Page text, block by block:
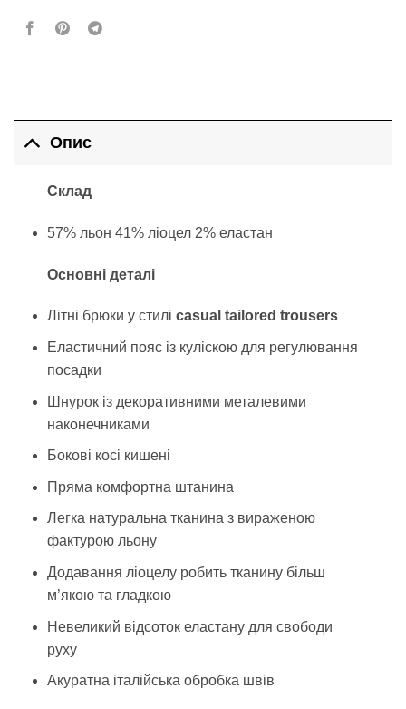
Опис
Склад
57% льон 41% ліоцел 2% еластан
Основні деталі
Літні брюки у стилі casual tailored trousers
Еластичний пояс із куліскою для регулювання
посадки
Шнурок із декоративними металевими
наконечниками
Бокові косі кишені
Пряма комфортна штанина
Легка натуральна тканина з вираженою
фактурою льону
Додавання ліоцелу робить тканину більш
м’якою та гладкою
Невеликий відсоток еластану для свободи
руху
Акуратна італійська обробка швів